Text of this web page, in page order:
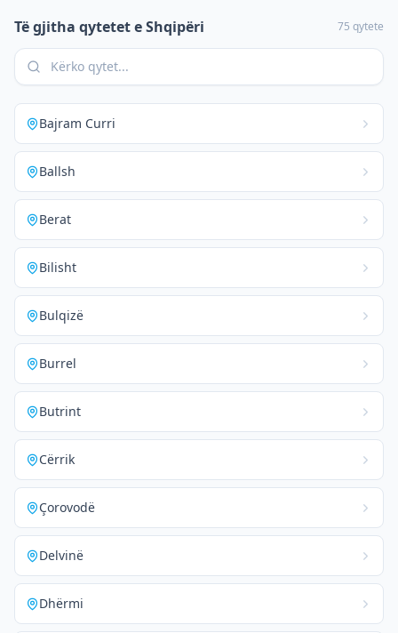
Të gjitha qytetet eShqipëri 75 qytete
Bajram Curri
Ballsh
Berat
Bilisht
Bulqizë
Burrel
Butrint
Cërrik
Çorovodë
Delvinë
Dhërmi